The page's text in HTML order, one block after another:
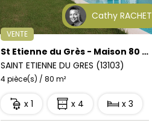
Cathy RACHET
VENTE
St Etienne du Grès - Maison 80 m2, 3 chambres, piscine, cellier, garage
SAINT ETIENNE DU GRES (13103)
4 pièce(s) / 80 m²
x 1 x 4 x 3